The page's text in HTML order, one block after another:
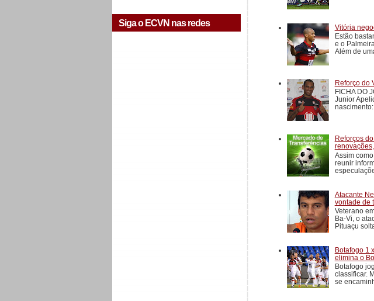
Siga o ECVN nas redes
Vitória
Estão
e o
Além de
Reforço do
FICHA DO
Junior
nascimento:
Reforços
Assim
reunir
Atacante
vontade de
Veterano
Ba-Vi, o
Pituaçu
Botafogo 1
elimina o
Botafogo
classificar.
se